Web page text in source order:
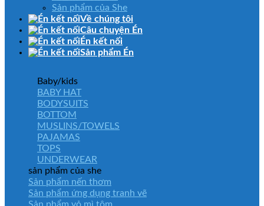
Sản phẩm của She
Về chúng tôi
Câu chuyện Én
Én kết nối
Sản phẩm Én
Baby/kids
BABY HAT
BODYSUITS
BOTTOM
MUSLINS/TOWELS
PAJAMAS
TOPS
UNDERWEAR
sản phẩm của she
Sản phẩm nến thơm
Sản phẩm ứng dụng tranh vẽ